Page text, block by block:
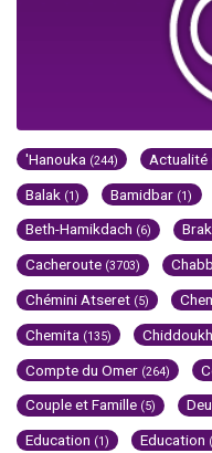
'Hanouka (244) Actualité
Balak (1) Bamidbar (1)
Beth-Hamikdach (6)
Cacheroute (3703)
Chémini Atseret (5)
Chemita (135) Chiddoukh
Compte du Omer (264)
Couple et Famille (5)
Education (1) Education